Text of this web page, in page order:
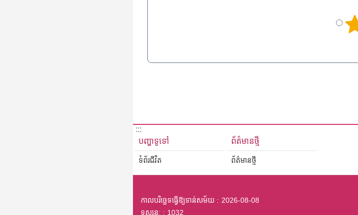
:::
បញ្ហាទូទៅ
ទំព័រជីវិត
ព័ត៌មានថ្មី
ព័ត៌មានថ្មី
កាលបរិច្ឆេទធ្វើឱ្យទាន់សម័យ
2026-08-08
ទស្សនៈ
1032